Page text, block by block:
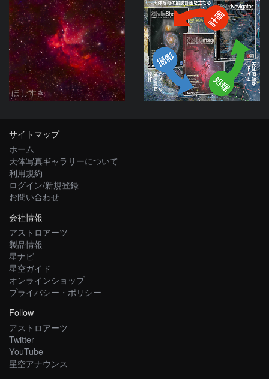
ほしすき
サイトマップ
ホーム
天体写真ギャラリーについて
利用規約
ログイン/新規登録
お問い合わせ
会社情報
アストロアーツ
製品情報
星ナビ
星空ガイド
オンラインショップ
プライバシー・ポリシー
Follow
アストロアーツ
Twitter
YouTube
星空アナウンス